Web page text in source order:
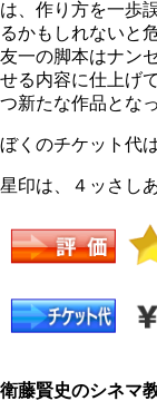
は、作り方を一歩
るかもしれないと
友一の脚本はナン
せる内容に仕上げ
つ新たな作品とな
ぼくのチケット代
星印は、４ッさし
衛藤賢史のシネマ